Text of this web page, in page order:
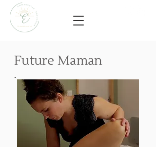
Future Maman